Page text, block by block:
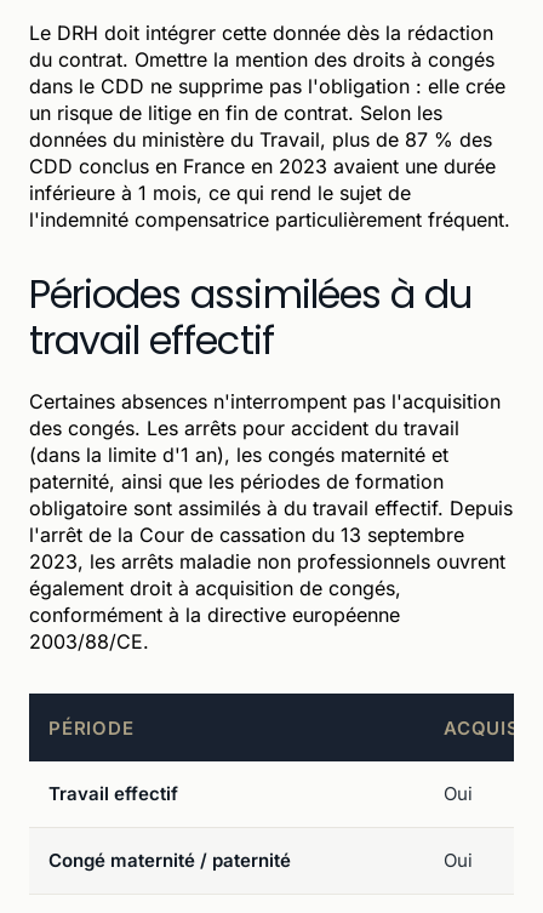
Le DRH doit intégrer cette donnée dès la rédaction
du contrat. Omettre la mention des droits à congés
dans le CDD ne supprime pas l'obligation : elle crée
un risque de litige en fin de contrat. Selon les
données du ministère du Travail, plus de 87 % des
CDD conclus en France en 2023 avaient une durée
inférieure à 1 mois, ce qui rend le sujet de
l'indemnité compensatrice particulièrement fréquent.
Périodes assimilées à du
travail effectif
Certaines absences n'interrompent pas l'acquisition
des congés. Les arrêts pour accident du travail
(dans la limite d'1 an), les congés maternité et
paternité, ainsi que les périodes de formation
obligatoire sont assimilés à du travail effectif. Depuis
l'arrêt de la Cour de cassation du 13 septembre
2023, les arrêts maladie non professionnels ouvrent
également droit à acquisition de congés,
conformément à la directive européenne
2003/88/CE.
PÉRIODE
Travail effectif Oui
Congé maternité / paternité Oui